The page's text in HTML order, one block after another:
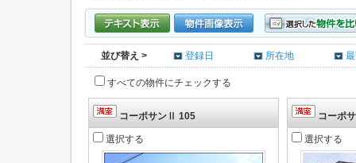
並び替え > 登録日 所在地
すべての物件にチェックする
コーポサンⅡ 105
選択する
コーポ
選択する